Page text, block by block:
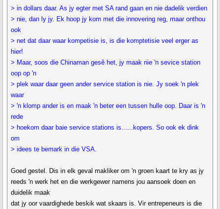
> in dollars daar. As jy egter met SA rand gaan en nie dadelik verdien
> nie, dan ly jy. Ek hoop jy kom met die innovering reg, maar onthou
ook
> net dat daar waar kompetisie is, is die komptetisie veel erger as
hier!
> Maar, soos die Chinaman gesê het, jy maak nie 'n sevice station
oop op 'n
> plek waar daar geen ander service station is nie. Jy soek 'n plek
waar
> 'n klomp ander is en maak 'n beter een tussen hulle oop. Daar is 'n
rede
> hoekom daar baie service stations is......kopers. So ook ek dink
om
> idees te bemark in die VSA.
Goed gestel. Dis in elk geval makliker om 'n groen kaart te kry as jy
reeds 'n werk het en die werkgewer namens jou aansoek doen en
duidelik maak
dat jy oor vaardighede beskik wat skaars is. Vir entrepeneurs is die